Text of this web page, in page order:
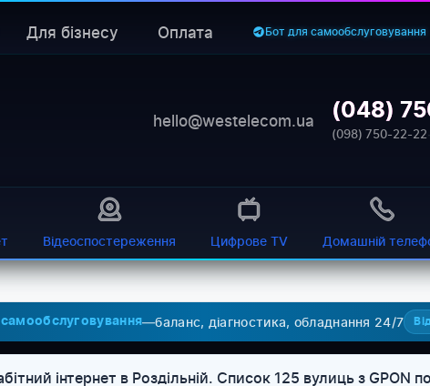
Для бізнесу Оплата Бот для самообслуговування
hello@westelecom.ua (048)
(098) 750-22-22·
Відеоспостереження Цифрове TV Домашній
—баланс, діагностика, обладнання 24/7
інтернет в Роздільній. Список 125 вулиць з GPON